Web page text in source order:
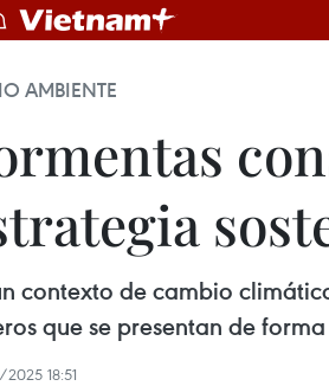
AMBIENTE
contexto de cambio
que se presentan de
18:51